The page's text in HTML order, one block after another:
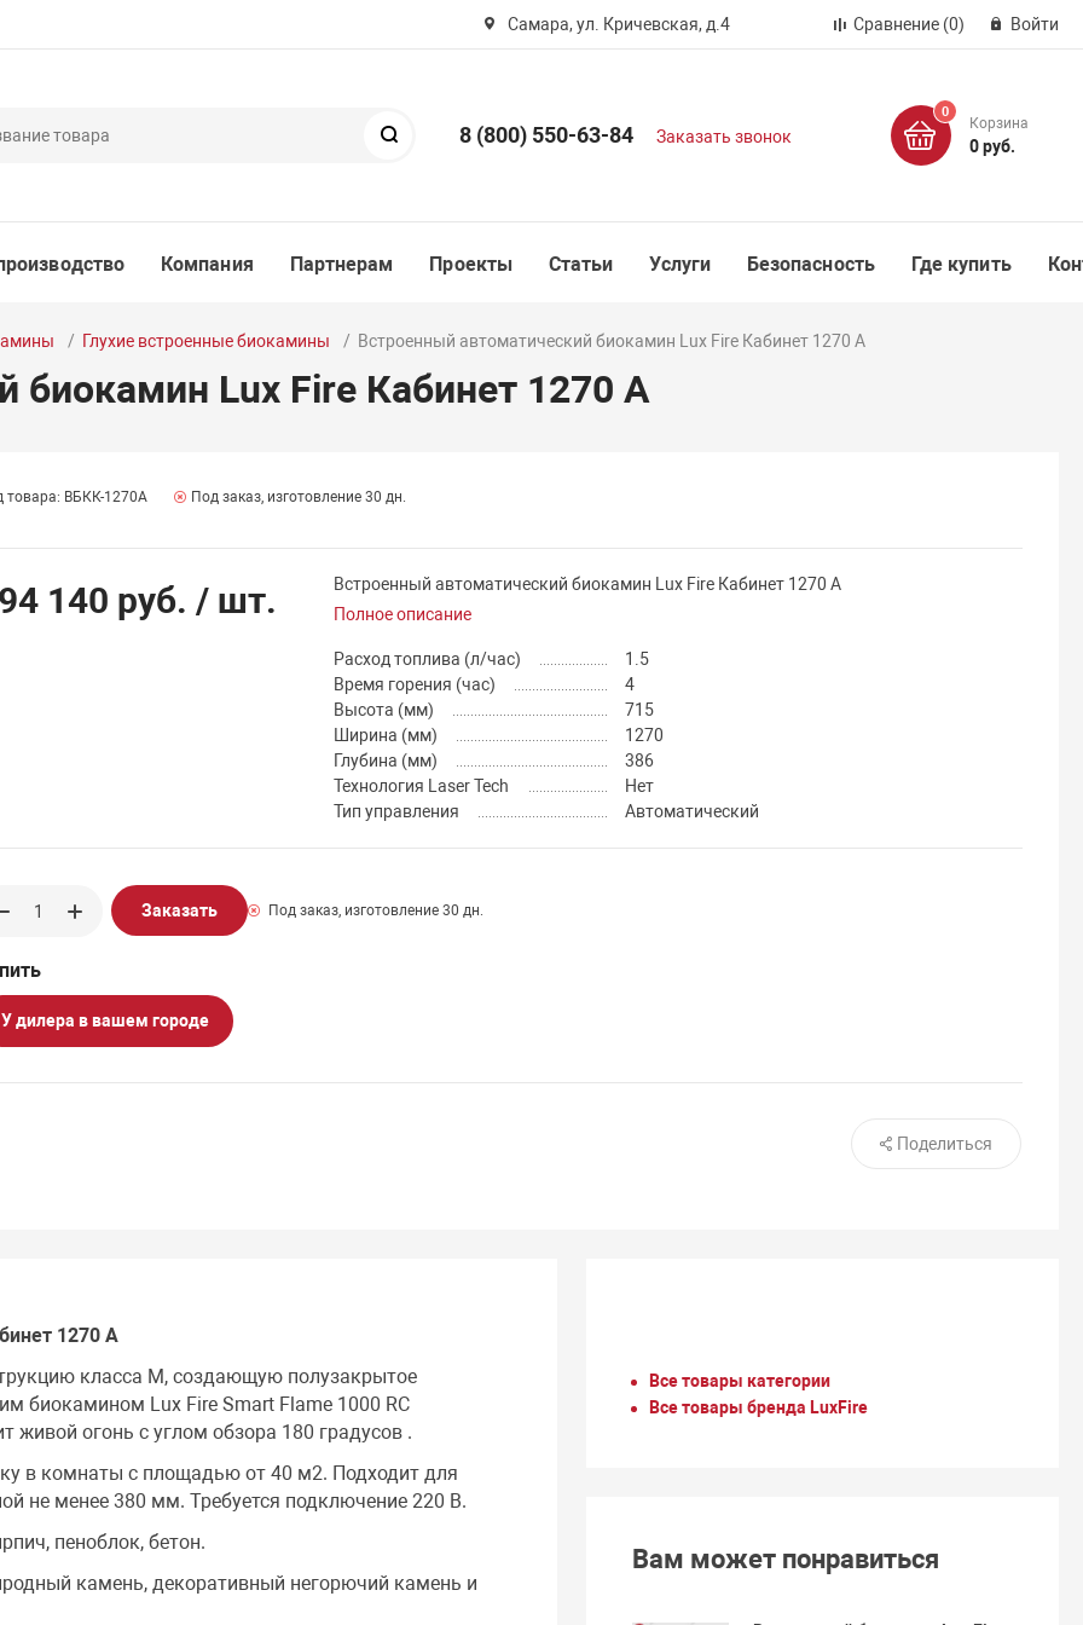
Самара, ул. Кричевская, д.4 Сравнение (0) Войти
8 (800) 550-63-84 Заказать звонок
0
Корзина
0 руб.
Компания Партнерам Проекты Статьи Услуги Безопасность Где купить
Глухие встроенные биокамины Встроенный автоматический биокамин Lux Fire Кабинет 1270 А
биокамин Lux Fire Кабинет 1270 А
товара: ВБКК-1270А Под заказ, изготовление 30 дн.
140 руб. / шт.
Встроенный автоматический биокамин Lux Fire Кабинет 1270 А
Полное описание
Расход топлива (л/час)
1.5
Время горения (час)
4
Высота (мм)
715
Ширина (мм)
1270
Глубина (мм)
386
Технология Laser Tech
Нет
Тип управления
Автоматический
Заказать Под заказ, изготовление 30 дн.
У дилера в вашем городе
Поделиться
1270 A
класса М, создающую полузакрытое
биокамином Lux Fire Smart Flame 1000 RC
живой огонь с углом обзора 180 градусов .
в комнаты с площадью от 40 м2. Подходит для
не менее 380 мм. Требуется подключение 220 В.
пеноблок, бетон.
камень, декоративный негорючий камень и
Все товары категории
Все товары бренда LuxFire
Вам может понравиться